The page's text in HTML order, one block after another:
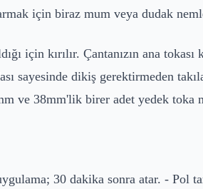
için biraz mum veya dudak
için kırılır. Çantanızın ana
sayesinde dikiş gerektirmeden
ve 38mm'lik birer adet yedek toka
30 dakika sonra atar. -